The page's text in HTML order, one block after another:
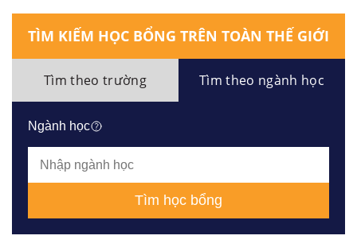
TÌM KIẾM HỌC BỔNG TRÊN TOÀN THẾ GIỚI
Tìm theo trường Tìm theo ngành học
Ngành học
Tìm học bổng